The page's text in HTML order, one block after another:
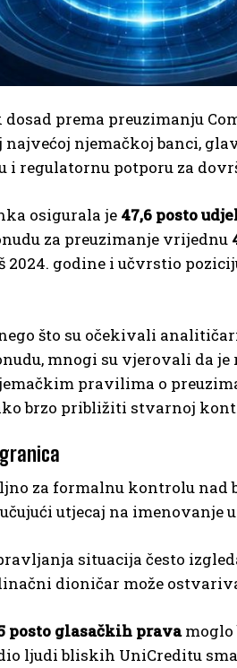
prema preuzimanju
njemačkoj banci,
i regulatornu potporu za
osigurala je 47,6 posto
za preuzimanje vrijednu
2024. godine i učvrstio
što su očekivali
mnogi su vjerovali da
pravilima o
brzo približiti stvarnoj
za formalnu kontrolu nad
utjecaj na imenovanje
situacija često
dioničar može
posto glasačkih pravamoglo
ljudi bliskih UniCreditu